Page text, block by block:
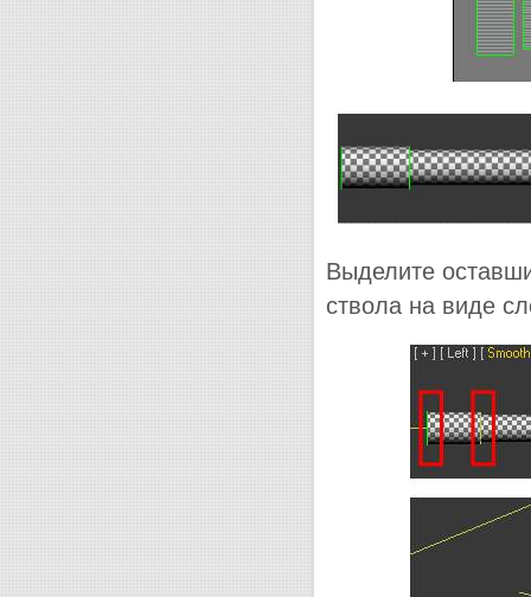
Выделите
ствола на виде